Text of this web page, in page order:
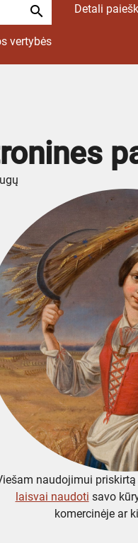
search
vertybės
Detali
naudojimui
laisvai naudoti savo
komercinėje ar